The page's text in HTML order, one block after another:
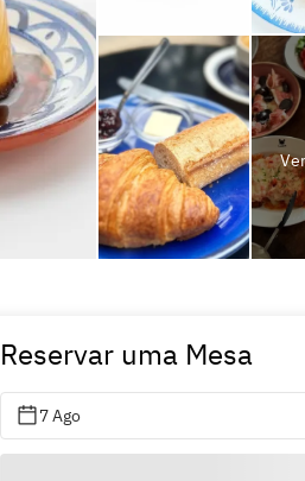
Reservar uma Mesa
7 Ago